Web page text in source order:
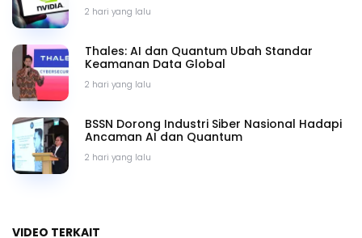
2 hari yang lalu
2 hari yang lalu
Thales: AI dan Quantum Ubah Standar
Keamanan Data Global
2 hari yang lalu
BSSN Dorong Industri Siber Nasional Hadapi
Ancaman AI dan Quantum
VIDEO TERKAIT